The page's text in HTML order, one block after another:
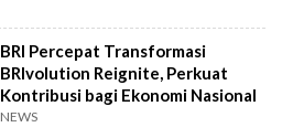
BRI Percepat Transformasi
BRIvolution Reignite, Perkuat
Kontribusi bagi Ekonomi Nasional
NEWS